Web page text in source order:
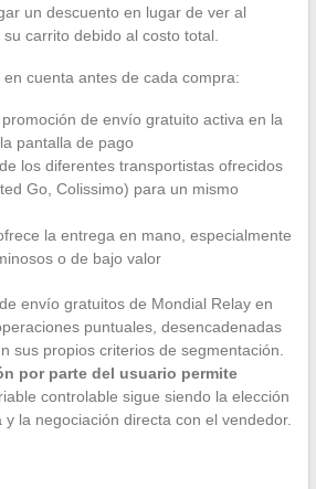
un descuento en lugar de ver al
carrito debido al costo total.
cuenta antes de cada compra:
de envío gratuito activa en la
pantalla de pago
los diferentes transportistas ofrecidos
Go, Colissimo) para un mismo
la entrega en mano, especialmente
o de bajo valor
envío gratuitos de Mondial Relay en
puntuales, desencadenadas
sus propios criterios de segmentación.
por parte del usuario permite
controlable sigue siendo la elección
la negociación directa con el vendedor.